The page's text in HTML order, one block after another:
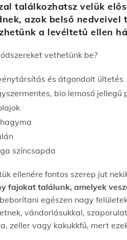
találkozhatsz velük
azok belső
a levéltetű ellen
vethetünk be?
és átgondolt ültetés
bio lemosó jellegű
színcsapda
ellenére fontos szerep jut
fajokat találunk, amelyek
egészen nagy
vándorlásukkal,
zeller vagy kakukkfű, mert